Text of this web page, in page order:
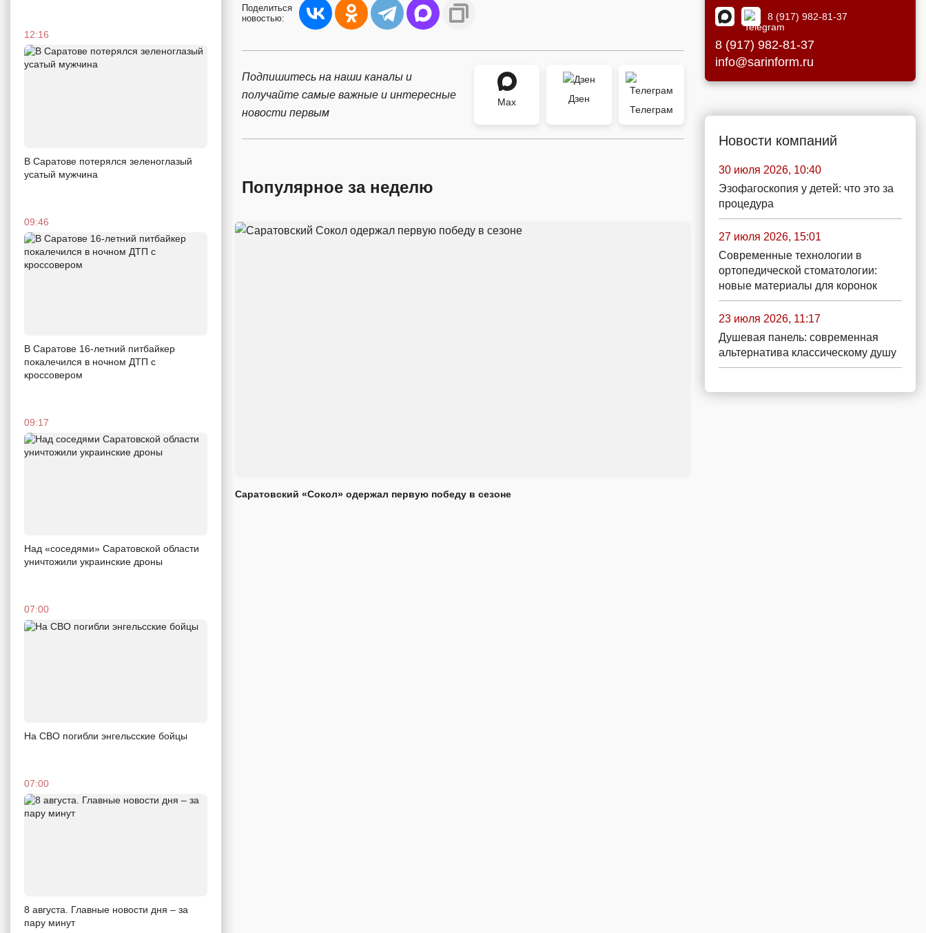
12:16
В Саратове потерялся зеленоглазый
усатый мужчина
09:46
В Саратове 16-летний питбайкер
покалечился в ночном ДТП с
кроссовером
09:17
Над «соседями» Саратовской области
уничтожили украинские дроны
07:00
На СВО погибли энгельсские бойцы
07:00
8 августа. Главные новости дня – за
пару минут
Поделиться
новостью:
Подпишитесь на наши каналы и
получайте самые важные и интересные
новости первым
Max
Дзен
Телеграм
Популярное за неделю
Саратовский «Сокол» одержал первую победу в сезоне
8 (917) 982-81-37
8 (917) 982-81-37
info@sarinform.ru
Новости компаний
30 июля 2026, 10:40
Эзофагоскопия у детей: что это за
процедура
27 июля 2026, 15:01
Современные технологии в
ортопедической стоматологии:
новые материалы для коронок
23 июля 2026, 11:17
Душевая панель: современная
альтернатива классическому душу